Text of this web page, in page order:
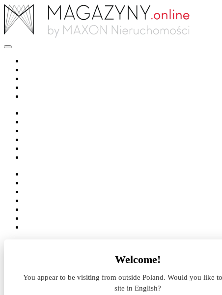
Welcome!
You appear to be visiting from outside Poland. Would you like
site in English?
Panattoni City Logistics Warsaw I
Aktualności z rynku